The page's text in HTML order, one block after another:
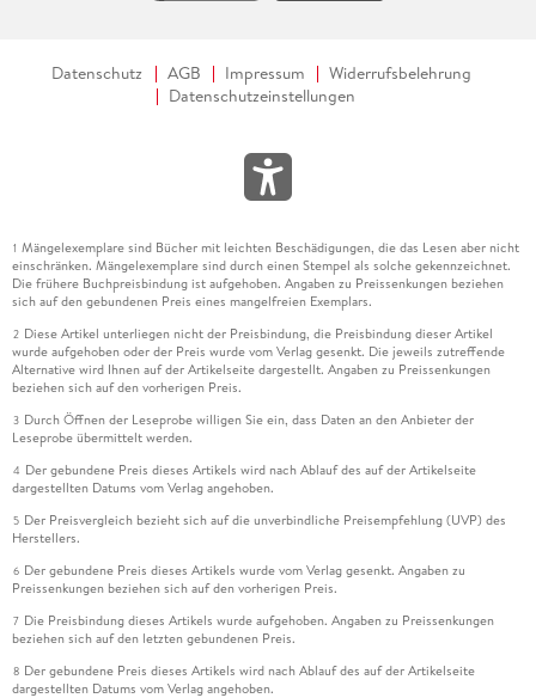
Datenschutz AGB Impressum
Widerrufsbelehrung
Datenschutzeinstellungen
1 Mängelexemplare sind Bücher mit leichten Beschädigungen, die das Lesen aber nicht
einschränken. Mängelexemplare sind durch einen Stempel als solche gekennzeichnet.
Die frühere Buchpreisbindung ist aufgehoben. Angaben zu Preissenkungen beziehen
sich auf den gebundenen Preis eines mangelfreien Exemplars.
2 Diese Artikel unterliegen nicht der Preisbindung, die Preisbindung dieser Artikel
wurde aufgehoben oder der Preis wurde vom Verlag gesenkt. Die jeweils zutreffende
Alternative wird Ihnen auf der Artikelseite dargestellt. Angaben zu Preissenkungen
beziehen sich auf den vorherigen Preis.
3 Durch Öffnen der Leseprobe willigen Sie ein, dass Daten an den Anbieter der
Leseprobe übermittelt werden.
4 Der gebundene Preis dieses Artikels wird nach Ablauf des auf der Artikelseite
dargestellten Datums vom Verlag angehoben.
5 Der Preisvergleich bezieht sich auf die unverbindliche Preisempfehlung (UVP) des
Herstellers.
6 Der gebundene Preis dieses Artikels wurde vom Verlag gesenkt. Angaben zu
Preissenkungen beziehen sich auf den vorherigen Preis.
7 Die Preisbindung dieses Artikels wurde aufgehoben. Angaben zu Preissenkungen
beziehen sich auf den letzten gebundenen Preis.
8 Der gebundene Preis dieses Artikels wird nach Ablauf des auf der Artikelseite
dargestellten Datums vom Verlag angehoben.